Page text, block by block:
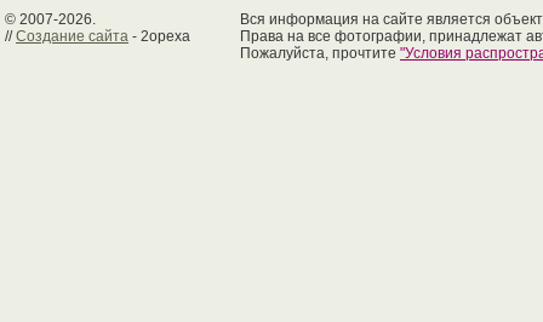
© 2007-2026.
//Создание сайта - 2opexa
Вся информация на сайте является
Права на все фотографии, принадлежат
Пожалуйста, прочтите "Условия